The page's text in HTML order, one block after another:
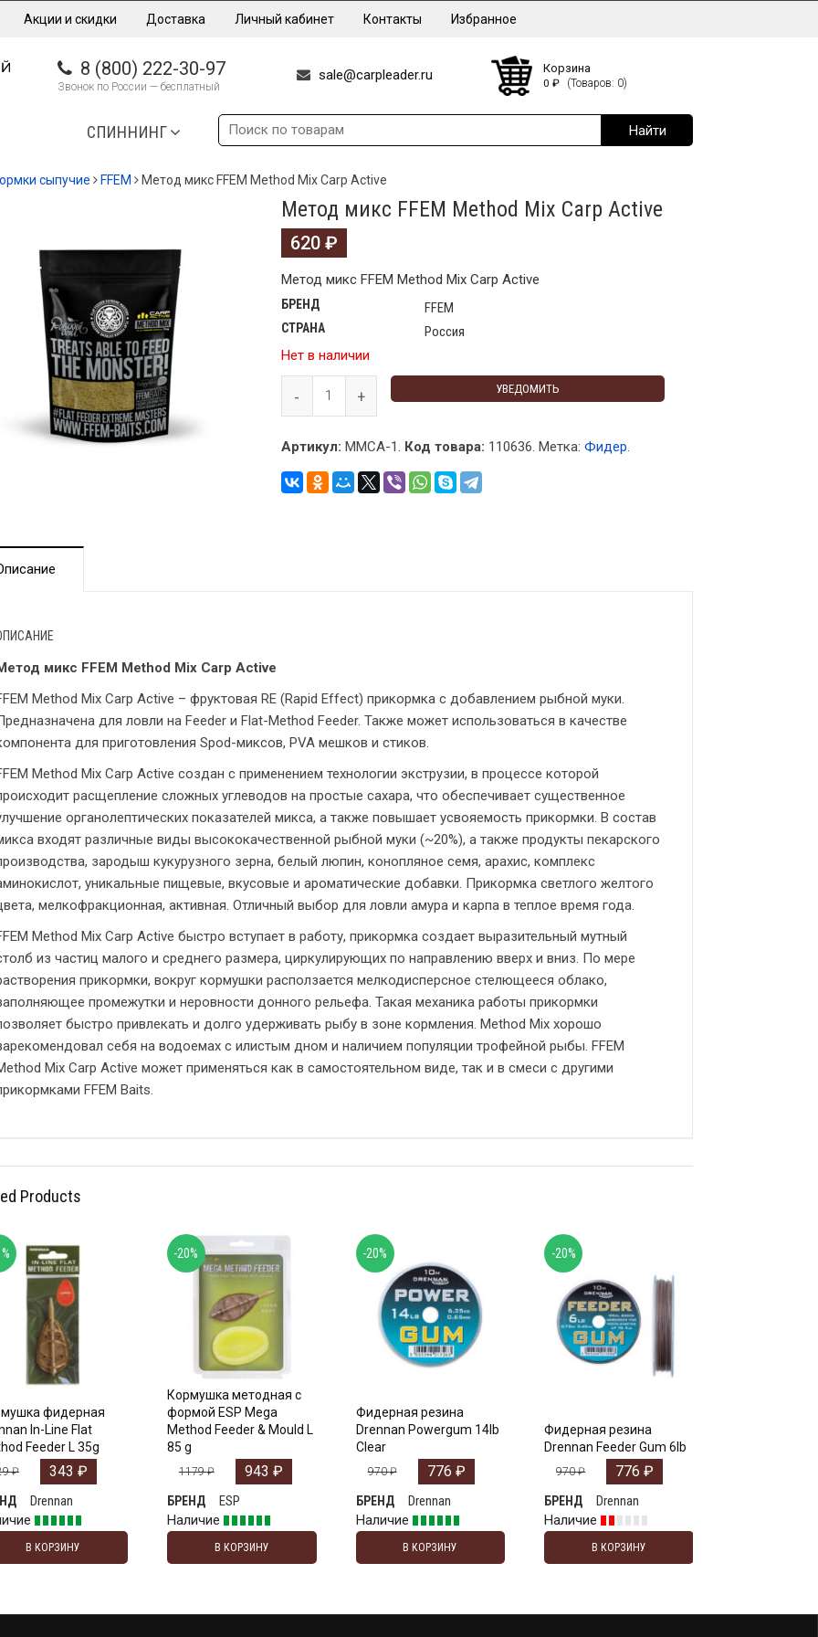
Акции и скидки Доставка Личный кабинет Контакты Избранное
8 (800) 222-30-97
Звонок по России — бесплатный
sale@carpleader.ru Корзина
0 ₽ (Товаров: 0)
СПИННИНГ
сыпучие FFEM Метод микс FFEM Method Mix Carp Active
Метод микс FFEM Method Mix Carp Active
620 ₽
Метод микс FFEM Method Mix Carp Active
БРЕНД FFEM
СТРАНА
Россия
Нет в наличии
УВЕДОМИТЬ
Артикул: MMCA-1. Код товара: 110636. Метка: Фидер.
микс FFEM Method Mix Carp Active
Method Mix Carp Active – фруктовая RE (Rapid Effect) прикормка с добавлением рыбной муки.
для ловли на Feeder и Flat-Method Feeder. Также может использоваться в качестве
для приготовления Spod-миксов, PVA мешков и стиков.
Method Mix Carp Active создан с применением технологии экструзии, в процессе которой
расщепление сложных углеводов на простые сахара, что обеспечивает существенное
органолептических показателей микса, а также повышает усвояемость прикормки. В состав
входят различные виды высококачественной рыбной муки (~20%), а также продукты пекарского
зародыш кукурузного зерна, белый люпин, конопляное семя, арахис, комплекс
уникальные пищевые, вкусовые и ароматические добавки. Прикормка светлого желтого
мелкофракционная, активная. Отличный выбор для ловли амура и карпа в теплое время года.
Method Mix Carp Active быстро вступает в работу, прикормка создает выразительный мутный
из частиц малого и среднего размера, циркулирующих по направлению вверх и вниз. По мере
прикормки, вокруг кормушки расползается мелкодисперсное стелющееся облако,
промежутки и неровности донного рельефа. Такая механика работы прикормки
быстро привлекать и долго удерживать рыбу в зоне кормления. Method Mix хорошо
себя на водоемах с илистым дном и наличием популяции трофейной рыбы. FFEM
Mix Carp Active может применяться как в самостоятельном виде, так и в смеси с другими
FFEM Baits.
Products
фидерная
In-Line Flat
Feeder L 35g
₽ 343 ₽
Drennan
В КОРЗИНУ
Кормушка методная с
формой ESP Mega
Method Feeder & Mould L
85 g
1179₽ 943 ₽
БРЕНД
ESP
Наличие
В КОРЗИНУ
-20%
Фидерная резина
Drennan Powergum 14lb
Clear
970₽ 776 ₽
БРЕНД
Drennan
Наличие
В КОРЗИНУ
-20%
Фидерная резина
Drennan Feeder Gum 6lb
970₽ 776₽
БРЕНД
Drennan
Наличие
В КОРЗИНУ
-20%